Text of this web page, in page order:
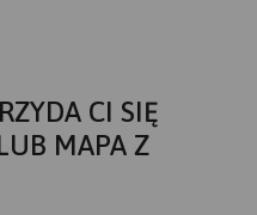
CI SIĘ
MAPA Z